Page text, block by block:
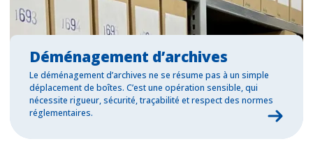
Déménagement d’archives
Le déménagement d’archives ne se résume pas à un simple
déplacement de boîtes. C’est une opération sensible, qui
nécessite rigueur, sécurité, traçabilité et respect des normes
réglementaires.